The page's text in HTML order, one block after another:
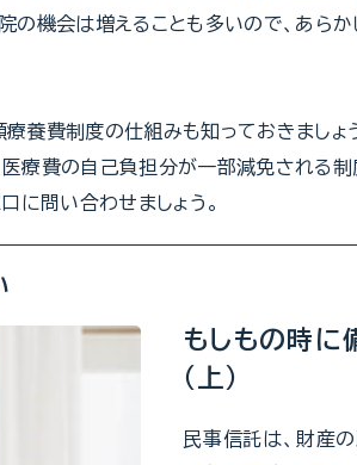
の機会は増えることも多いので、あら
養費制度の仕組みも知っておきましょ
療費の自己負担分が一部減免される
に問い合わせましょう。
もしもの時に
（上）
民事信託は、財産